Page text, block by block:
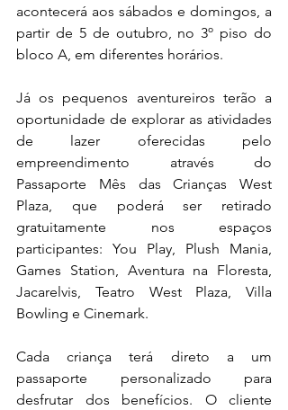
acontecerá aos sábados e domingos, a
partir de 5 de outubro, no 3º piso do
bloco A, em diferentes horários.
Já os pequenos aventureiros terão a
oportunidade de explorar as atividades
de lazer oferecidas pelo
empreendimento através do
Passaporte Mês das Crianças West
Plaza, que poderá ser retirado
gratuitamente nos espaços
participantes: You Play, Plush Mania,
Games Station, Aventura na Floresta,
Jacarelvis, Teatro West Plaza, Villa
Bowling e Cinemark.
Cada criança terá direto a um
passaporte personalizado para
desfrutar dos benefícios. O cliente